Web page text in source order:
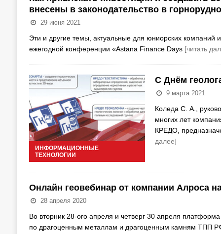
внесены в законодательство в
29 июня 2021
Эти и другие темы, актуальные для юниорских
ежегодной конференции «Astana Finance Days [читать
ИНФОРМАЦИОННЫЕ
ТЕХНОЛОГИИ
С Днём
9 марта 2021
Коледа С. А.,
многих лет
КРЕДО,
далее]
Онлайн геовебинар от компании Алроса
28 апреля 2020
Во вторник 28-ого апреля и четверг 30 апреля
по драгоценным металлам и драгоценным камням